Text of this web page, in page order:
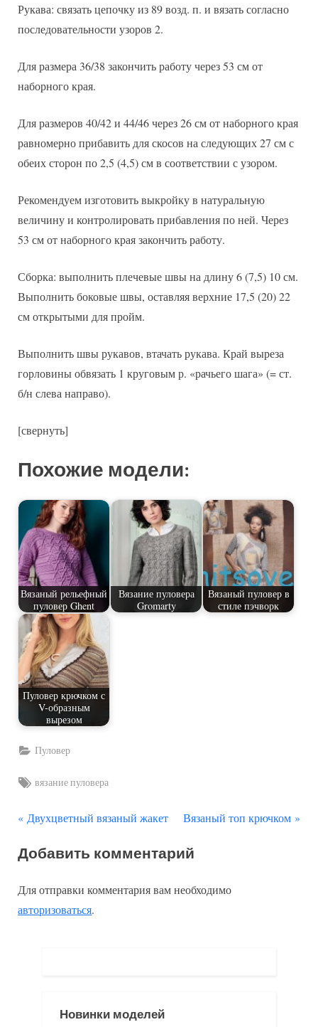
Рукава: связать цепочку из 89 возд. п. и вязать согласно
последовательности узоров 2.
Для размера 36/38 закончить работу через 53 см от
наборного края.
Для размеров 40/42 и 44/46 через 26 см от наборного края
равномерно прибавить для скосов на следующих 27 см с
обеих сторон по 2,5 (4,5) см в соответствии с узором.
Рекомендуем изготовить выкройку в натуральную
величину и контролировать прибавления по ней. Через
53 см от наборного края закончить работу.
Сборка: выполнить плечевые швы на длину 6 (7,5) 10 см.
Выполнить боковые швы, оставляя верхние 17,5 (20) 22
см открытыми для пройм.
Выполнить швы рукавов, втачать рукава. Край выреза
горловины обвязать 1 круговым р. «рачьего шага» (= ст.
б/н слева направо).
[свернуть]
Похожие модели:
Вязаный рельефный
пуловер Ghent
Вязание пуловера
Gromarty
Вязаный пуловер в
стиле пэчворк
Пуловер крючком с
V-образным
вырезом
Пуловер
Tags:
вязание пуловера
Навигация
по
записям
П
е
ы
д
Двухцветный вязаный жакет
С
е
у
Вязаный топ крючком
Добавить комментарий
Для отправки комментария вам необходимо
авторизоваться.
Новинки моделей